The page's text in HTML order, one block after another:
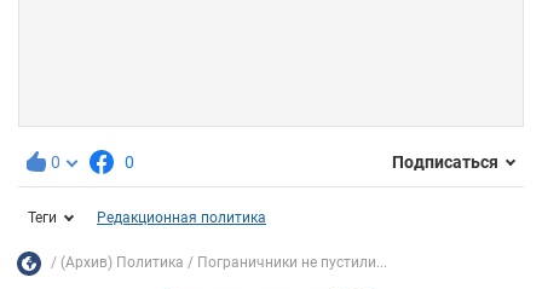
0 0 Подписаться
Теги Редакционная политика
(Архив) Политика Пограничники не пустили...